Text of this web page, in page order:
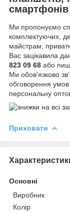
смартфонів
Ми пропонуємо
комплектуючих,
майстрам,
Вас зацікавила
823 09 68 або
Ми обов'язково
обговорення
персональну
Приховати
Основні
Виробник
Колір